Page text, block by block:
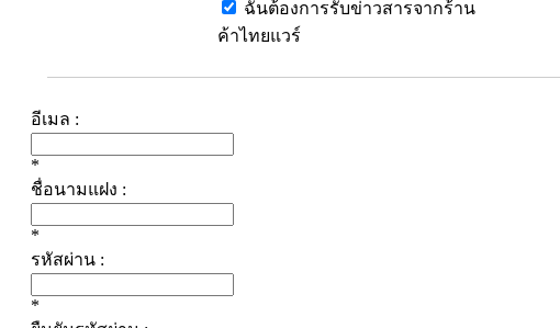
ฉันต้องการรับข่าวสารจากร้าน
ค้าไทยแวร์
อีเมล :
*
ชื่อนามแฝง :
*
รหัสผ่าน :
*